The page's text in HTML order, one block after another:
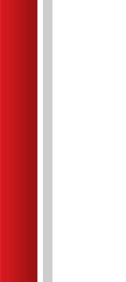
政
监
通
接